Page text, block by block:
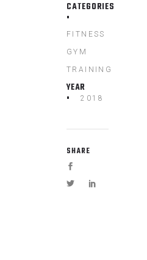
CATEGORIES
FITNESS
GYM
TRAINING
YEAR
2018
SHARE